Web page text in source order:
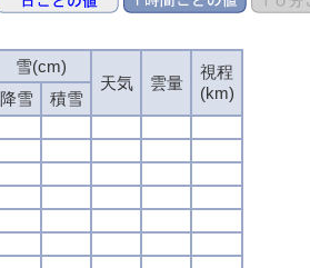
雪(cm)
天気
雲量
視程
(km)
降雪
積雪